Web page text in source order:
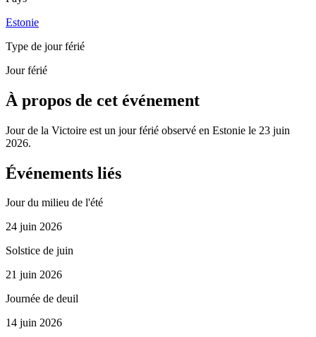
Estonie
Type de jour férié
Jour férié
À propos de cet événement
Jour de la Victoire est un jour férié observé en Estonie le 23 juin
2026.
Événements liés
Jour du milieu de l'été
24 juin 2026
Solstice de juin
21 juin 2026
Journée de deuil
14 juin 2026